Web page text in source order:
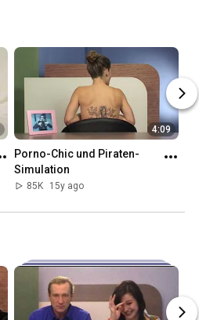
4:09
Porno-Chic und Piraten-
Simulation
85K 15y ago